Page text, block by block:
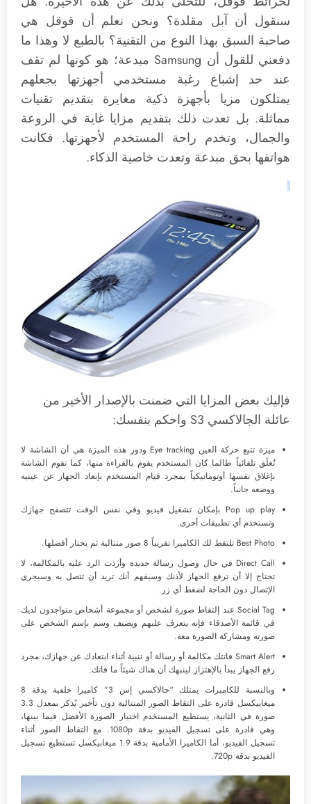
سنقول أن آبل مقلدة؟ ونحن نعلم أن قوقل هي
صاحبة السبق بهذا النوع من التقنية؟ بالطبع لا وهذا ما
دفعني للقول أن Samsung مبدعة؛ هو كونها لم تقف
عند حد إشباع رغبة مستخدمي أجهزتها بجعلهم
يمتلكون مزيا بأجهزة ذكية مغايرة بتقديم تقنيات
مماثلة. بل تعدت ذلك بتقديم مزايا غاية في الروعة
والجمال، وتخدم راحة المستخدم لأجهزتها. فكانت
هواتفها بحق مبدعة وتعدت خاصية الذكاء.
فإليك بعض المزايا التي ضمنت بالإصدار الأخير من
عائلة الجالاكسي S3 واحكم بنفسك:
ميزة تتبع حركة العين Eye tracking ودور هذه الميزة هي أن الشاشة لا
تُغلَق تلقائياً طالما كان المستخدم يقوم بالقراءة منها، كما تقوم الشاشة
بإغلاق نفسها أوتوماتيكياً بمجرد قيام المستخدم بإبعاد الجهاز عن عينيه
ووضعه جانباً.
Pop up play بإمكان تشغيل فيديو وفي نفس الوقت تتصفح جهازك
وتستخدم أي تطبيقات أخرى.
Best Photo تلتقط لك الكاميرا تقريباً 8 صور متتالية ثم يختار أفضلها.
Direct Call في حال وصول رسالة جديدة وأردت الرد عليه بالمكالمة، لا
تحتاج إلا أن ترفع الجهاز لأذنك وسيفهم أنك تريد أن تتصل به وسيجري
الإتصال دون الحاجة لضغط أي زر.
Social Tag عند إلتقاط صورة لشخص أو مجموعة أشخاص متواجدون لديك
في قائمة الأصدقاء فإنه يتعرف عليهم ويضيف وسم بإسم الشخص على
صورته ومشاركة الصورة معه.
Smart Alert فاتتك مكالمة أو رسالة أو تنبية أثناء ابتعادك عن جهازك، مجرد
رفع الجهاز يبدأ بالإهتزاز لينبهك أن هناك شيئاً ما فاتك.
وبالنسبة للكاميرات يمتلك “جالاكسي إس 3” كاميرا خلفية بدقة 8
ميغابيكسل قادرة على التقاط الصور المتتالية دون تأخير يُذكر بمعدل 3.3
صورة في الثانية، يستطيع المستخدم اختيار الصورة الأفضل فيما بينها،
وهي قادرة على تسجيل الفيديو بدقة 1080p. مع التقاط الصور أثناء
تسجيل الفيديو، أما الكاميرا الأمامية بدقة 1.9 ميغابيكسل تستطيع تسجيل
الفيديو بدقة 720p.